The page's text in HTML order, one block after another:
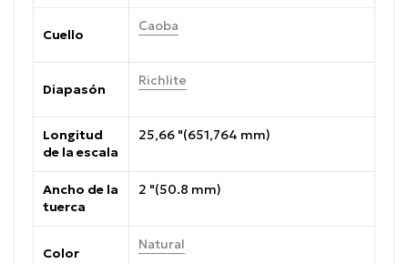
Cuello
Caoba
Diapasón
Richlite
Longitud
de la escala
25,66 "(651,764 mm)
Ancho de la
tuerca
2 "(50.8 mm)
Color
Natural